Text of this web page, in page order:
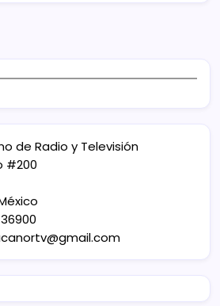
de Radio y Televisión
#200